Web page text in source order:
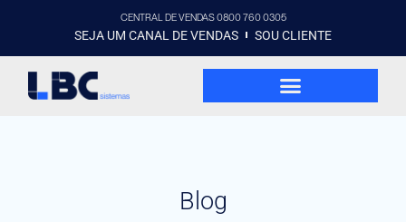
CENTRAL DE VENDAS 0800 760 0305
SEJA UM CANAL DE VENDAS SOU CLIENTE
Blog